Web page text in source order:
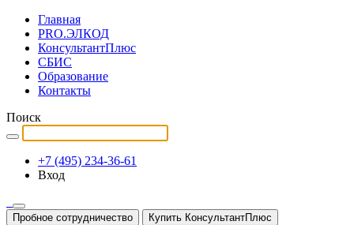
Главная
PRO.ЭЛКОД
КонсультантПлюс
СБИС
Образование
Контакты
Поиск
+7 (495) 234-36-61
Вход
Пробное сотрудничество Купить КонсультантПлюс